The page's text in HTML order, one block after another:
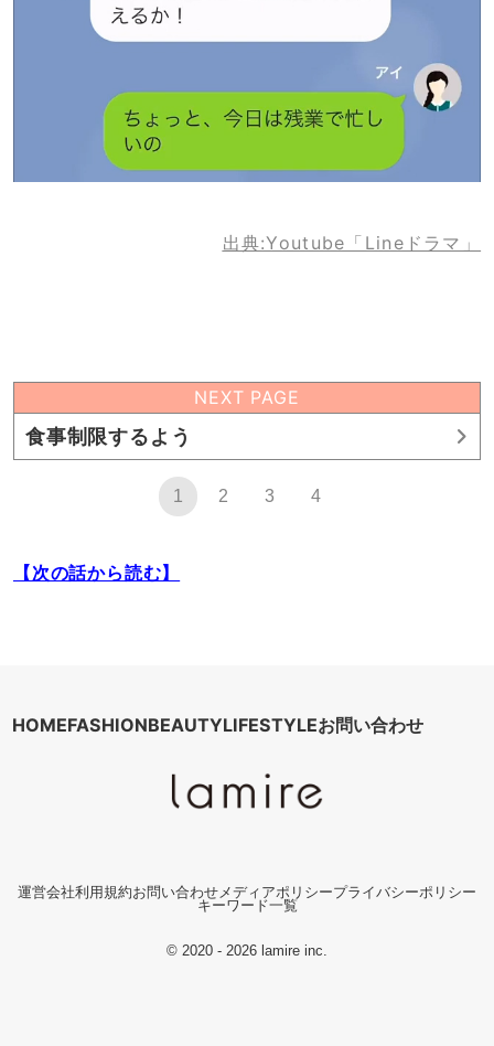
出典:Youtube「Lineドラマ」
NEXT PAGE
食事制限するよう
1 2 3 4
【次の話から読む】
HOMEFASHIONBEAUTYLIFESTYLEお問い合わせ
運営会社利用規約お問い合わせ メディアポリシープライバシーポリシー
キーワード一覧
© 2020 - 2026 lamire inc.